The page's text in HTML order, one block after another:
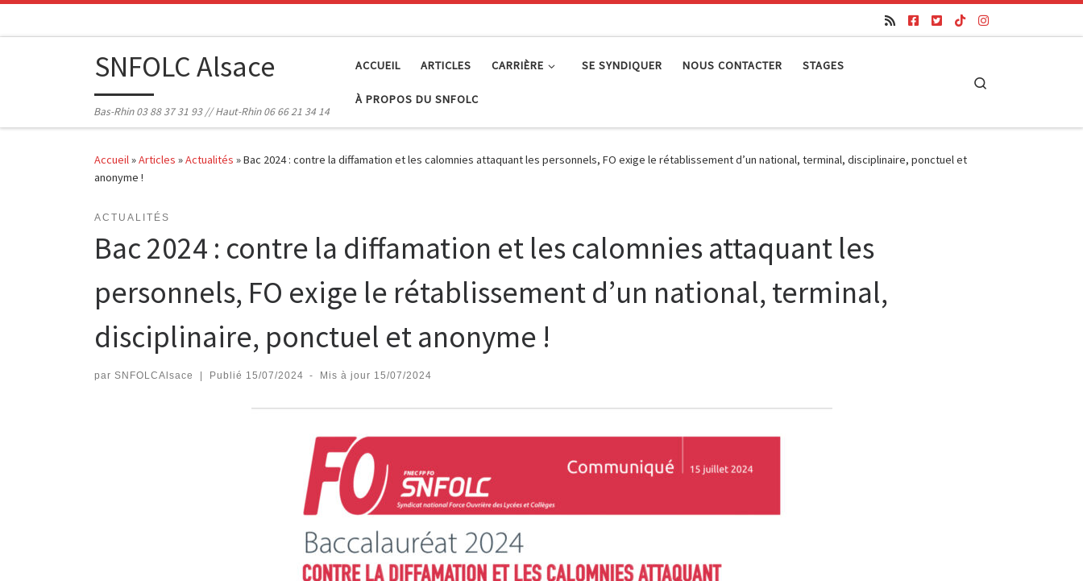
SNFOLC Alsace
Bas-Rhin 03 88 37 31 93 // Haut-Rhin 06 66 21 34 14
ACCUEIL ARTICLES CARRIÈRE SE SYNDIQUER NOUS CONTACTER STAGES
À PROPOS DU SNFOLC
Accueil»Articles »Actualités »Bac 2024 : contre la diffamation et les calomnies attaquant les personnels, FO exige le rétablissement d’un national, terminal, disciplinaire, ponctuel et
anonyme !
ACTUALITÉS
Bac 2024 : contre la diffamation et les calomnies attaquant les
personnels, FO exige le rétablissement d’un national, terminal,
disciplinaire, ponctuel et anonyme !
par SNFOLCAlsace Publié 15/07/2024 - Mis à jour 15/07/2024